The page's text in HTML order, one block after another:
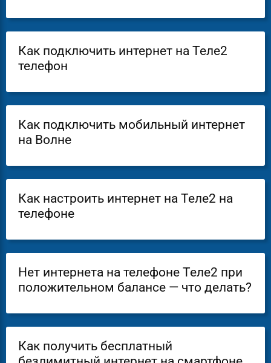
Как подключить интернет на Теле2
телефон
Как подключить мобильный интернет
на Волне
Как настроить интернет на Теле2 на
телефоне
Нет интернета на телефоне Теле2 при
положительном балансе — что делать?
Как получить бесплатный